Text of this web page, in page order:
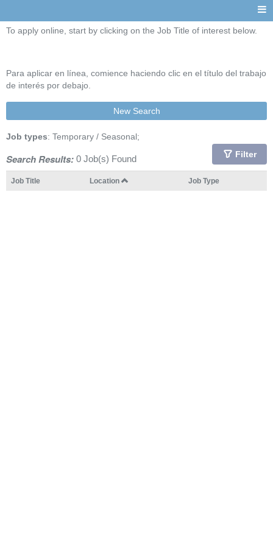
To apply online, start by clicking on the Job Title of interest below.
Para aplicar en línea, comience haciendo clic en el título del trabajo
de interés por debajo.
New Search
Job types: Temporary / Seasonal;
Search Results: 0 Job(s) Found Filter
Job Title Location Job Type